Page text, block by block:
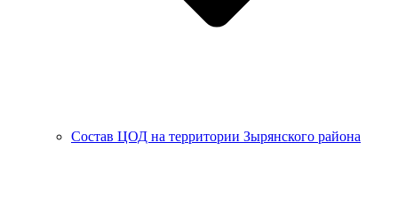
Состав ЦОД на территории Зырянского района